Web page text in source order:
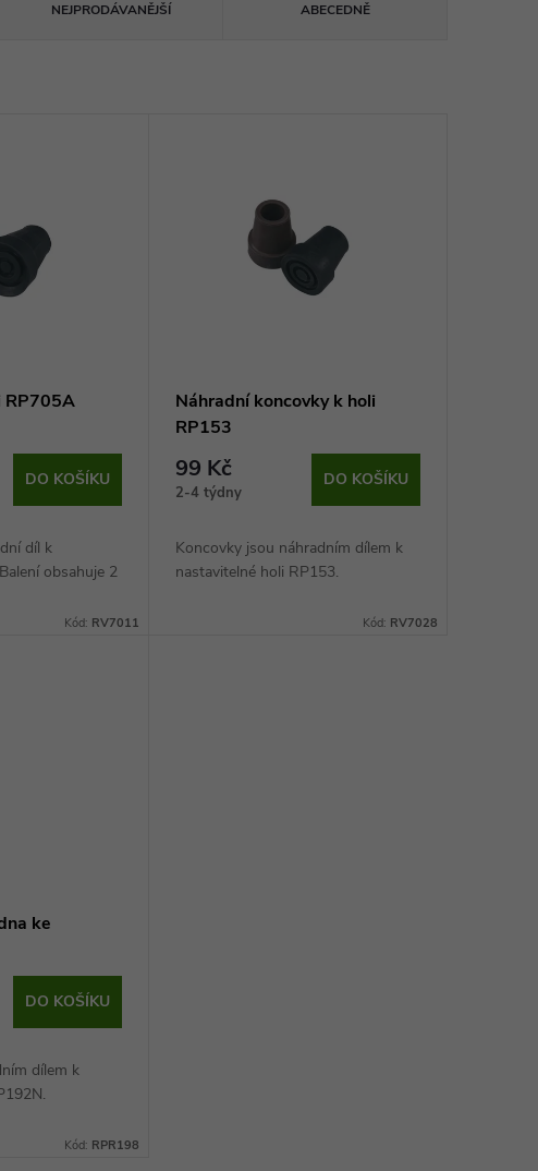
NEJPRODÁVANĚJŠÍ ABECEDNĚ
RP705A
DO KOŠÍKU
díl k
obsahuje 2
Kód: RV7011
Náhradní koncovky k holi
RP153
99 Kč
2-4 týdny
DO KOŠÍKU
Koncovky jsou náhradním dílem k
nastavitelné holi RP153.
Kód: RV7028
ke
DO KOŠÍKU
dílem k
Kód: RPR198